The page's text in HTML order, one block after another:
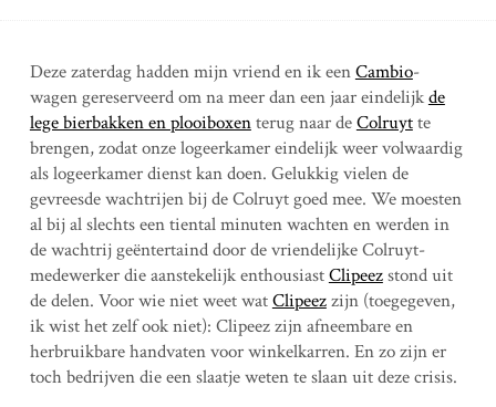
Deze zaterdag hadden mijn vriend en ik eenCambio-
wagen gereserveerd om na meer dan een jaar eindelijkde
lege bierbakken en plooiboxenterug naar deColruytte
brengen, zodat onze logeerkamer eindelijk weer volwaardig
als logeerkamer dienst kan doen. Gelukkig vielen de
gevreesde wachtrijen bij de Colruyt goed mee. We moesten
al bij al slechts een tiental minuten wachten en werden in
de wachtrij geëntertaind door de vriendelijke Colruyt-
medewerker die aanstekelijk enthousiastClipeezstond uit
de delen. Voor wie niet weet watClipeezzijn (toegegeven,
ik wist het zelf ook niet): Clipeez zijn afneembare en
herbruikbare handvaten voor winkelkarren. En zo zijn er
toch bedrijven die een slaatje weten te slaan uit deze crisis.